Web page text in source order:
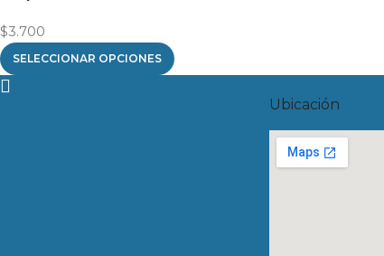
$3.700
SELECCIONAR OPCIONES
Ubicación